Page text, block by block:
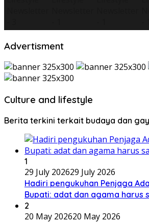
Advertisment
Culture and lifestyle
Berita terkini terkait budaya dan
1
29 July 202629 July 2026
Hadiri pengukuhan Penjaga
Bupati: adat dan agama harus
2
20 May 202620 May 2026